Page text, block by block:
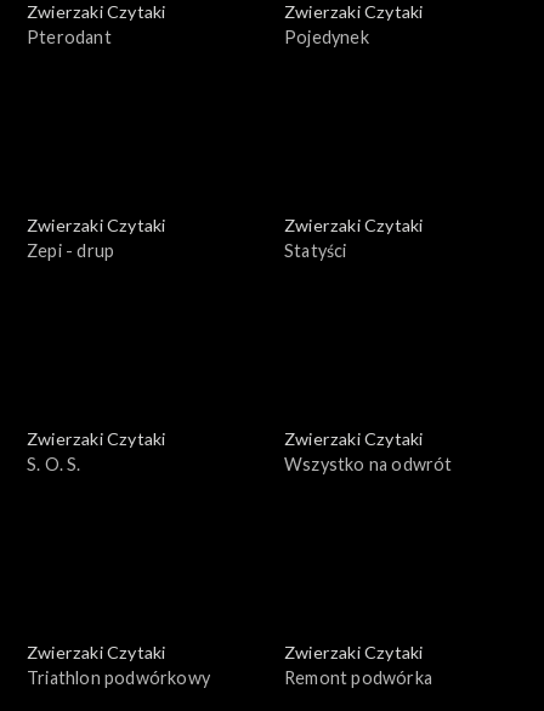
Zwierzaki Czytaki
Pterodant
Zwierzaki Czytaki
Pojedynek
Zwierzaki Czytaki
Zepi - drup
Zwierzaki Czytaki
Statyści
Zwierzaki Czytaki
S. O. S.
Zwierzaki Czytaki
Wszystko na odwrót
Zwierzaki Czytaki
Triathlon podwórkowy
Zwierzaki Czytaki
Remont podwórka